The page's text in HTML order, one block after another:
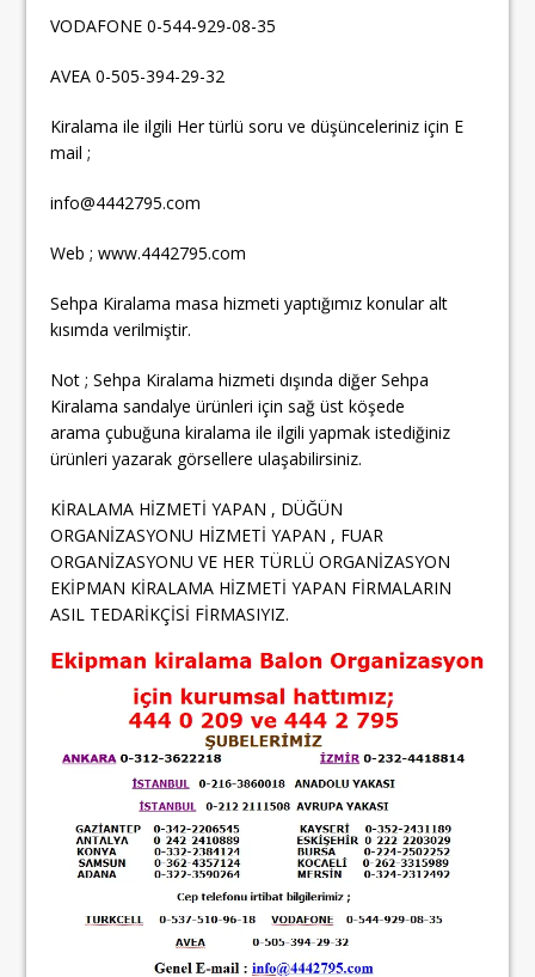
VODAFONE 0-544-929-08-35
AVEA 0-505-394-29-32
Kiralama ile ilgili Her türlü soru ve düşünceleriniz için E
mail ;
info@4442795.com
Web ; www.4442795.com
Sehpa Kiralama masa hizmeti yaptığımız konular alt
kısımda verilmiştir.
Not ; Sehpa Kiralama hizmeti dışında diğer Sehpa
Kiralama sandalye ürünleri için sağ üst köşede
arama çubuğuna kiralama ile ilgili yapmak istediğiniz
ürünleri yazarak görsellere ulaşabilirsiniz.
KİRALAMA HİZMETİ YAPAN , DÜĞÜN
ORGANİZASYONU HİZMETİ YAPAN , FUAR
ORGANİZASYONU VE HER TÜRLÜ ORGANİZASYON
EKİPMAN KİRALAMA HİZMETİ YAPAN FİRMALARIN
ASIL TEDARİKÇİSİ FİRMASIYIZ.